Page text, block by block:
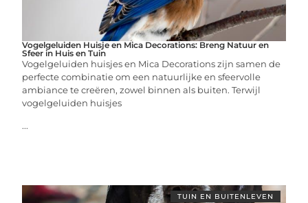
Vogelgeluiden Huisje en Mica Decorations: Breng Natuur en
Sfeer in Huis en Tuin
Vogelgeluiden huisjes en Mica Decorations zijn samen de
perfecte combinatie om een natuurlijke en sfeervolle
ambiance te creëren, zowel binnen als buiten. Terwijl
vogelgeluiden huisjes
...
TUIN EN BUITENLEVEN